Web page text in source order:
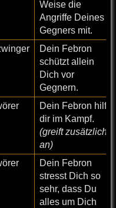
Weise die
Angriffe Deines
Gegners mit.
Dein Febron
schützt allein
Dich vor
Gegnern.
Dein Febron hilft
dir im Kampf.
(greift zusätzlich
an)
Dein Febron
stresst Dich so
sehr, dass Du
alles um Dich